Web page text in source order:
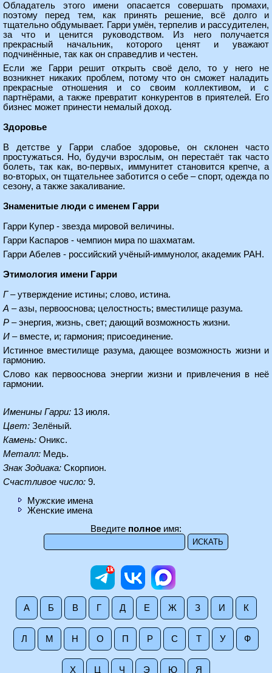
Обладатель этого имени опасается совершать промахи,
поэтому перед тем, как принять решение, всё долго и
тщательно обдумывает. Гарри умён, терпелив и рассудителен,
за что и ценится руководством. Из него получается
прекрасный начальник, которого ценят и уважают
подчинённые, так как он справедлив и честен.
Если же Гарри решит открыть своё дело, то у него не
возникнет никаких проблем, потому что он сможет наладить
прекрасные отношения и со своим коллективом, и с
партнёрами, а также превратит конкурентов в приятелей. Его
бизнес может принести немалый доход.
Здоровье
В детстве у Гарри слабое здоровье, он склонен часто
простужаться. Но, будучи взрослым, он перестаёт так часто
болеть, так как, во-первых, иммунитет становится крепче, а
во-вторых, он тщательнее заботится о себе – спорт, одежда по
сезону, а также закаливание.
Знаменитые люди с именем Гарри
Гарри Купер - звезда мировой величины.
Гарри Каспаров - чемпион мира по шахматам.
Гарри Абелев - российский учёный-иммунолог, академик РАН.
Этимология имени Гарри
Г– утверждение истины; слово, истина.
А – азы, первооснова; целостность; вместилище разума.
Р – энергия, жизнь, свет; дающий возможность жизни.
И – вместе, и; гармония; присоединение.
Истинное вместилище разума, дающее возможность жизни и
гармонию.
Слово как первооснова энергии жизни и привлечения в неё
гармонии.
Именины Гарри: 13 июля.
Цвет: Зелёный.
Камень: Оникс.
Металл: Медь.
Знак Зодиака: Скорпион.
Счастливое число: 9.
Мужские имена
Женские имена
Введите полное имя:
А Б В Г Д Е Ж З И К
Л М Н О П Р С Т У Ф
Х Ц Ч Э Ю Я